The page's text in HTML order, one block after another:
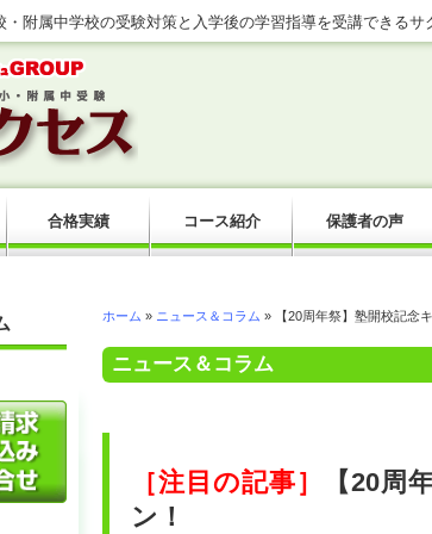
附属中学校の受験対策と入学後の学習指導を受講できるサ
ホーム » ニュース＆コラム » 【20周年祭】塾開校記念
ニュース＆コラム
［注目の記事］
【20周
ン！
合格実績 コース紹介 保護者の声